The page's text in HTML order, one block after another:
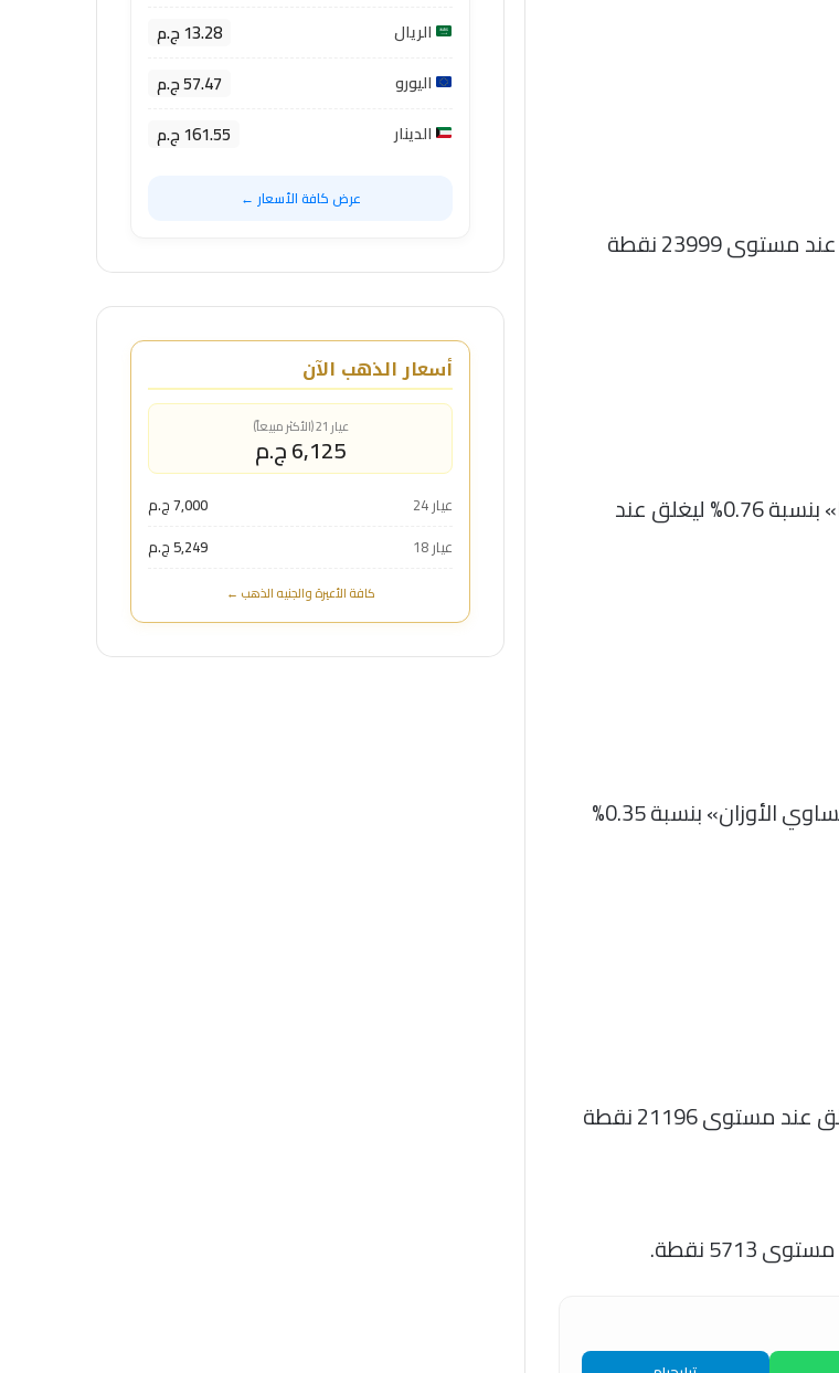
ونزل مؤشر الأسهم منخفضة التقلبات السعرية «EGX35-LV» بنسبة 0.76% ليغلق عند
كما تراجع مؤشر الشركات الصغيرة والمتوسطة «EGX 70 متساوي الأوزان» بنسبة 0.35%
الريال 13.28 ج.م
اليورو 57.47 ج.م
الدينار 161.55 ج.م
عرض كافة الأسعار ←
أسعار الذهب الآن
عيار 21 (الأكثر مبيعاً)
6,125 ج.م
عيار 24
7,000 ج.م
عيار 18
5,249 ج.م
كافة الأعيرة والجنيه الذهب ←